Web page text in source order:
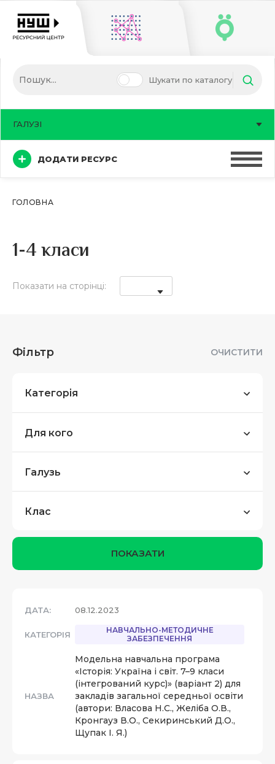
Шукати по каталогу
ДОДАТИ РЕСУРС
ГАЛУЗІ
ГОЛОВНА
1-4 класи
Показати на сторінці:
Фільтр ОЧИСТИТИ
Категорія
Для кого
Галузь
Клас
ПОКАЗАТИ
ДАТА: 08.12.2023
КАТЕГОРІЯ
НАВЧАЛЬНО-МЕТОДИЧНЕ
ЗАБЕЗПЕЧЕННЯ
НАЗВА
Модельна навчальна програма
«Історія: Україна і світ. 7–9 класи
(інтегрований курс)» (варіант 2) для
закладів загальної середньої освіти
(автори: Власова Н.С., Желіба О.В.,
Кронгауз В.О., Секиринський Д.О.,
Щупак І. Я.)